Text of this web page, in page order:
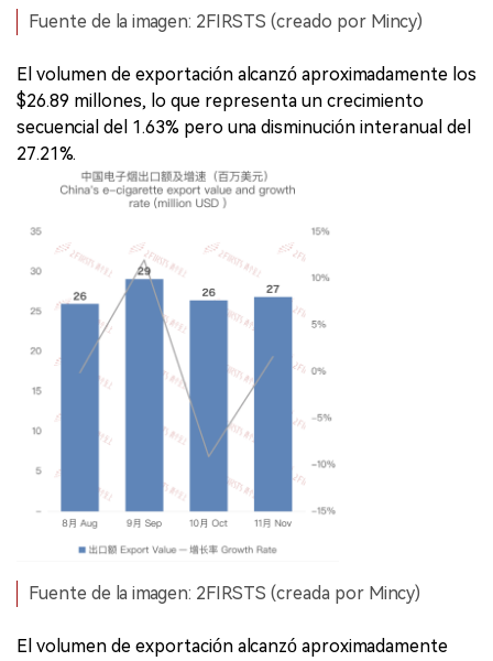
Fuente de la imagen: 2FIRSTS (creado por Mincy)
El volumen de exportación alcanzó aproximadamente los
$26.89 millones, lo que representa un crecimiento
secuencial del 1.63% pero una disminución interanual del
27.21%.
Fuente de la imagen: 2FIRSTS (creada por Mincy)
El volumen de exportación alcanzó aproximadamente